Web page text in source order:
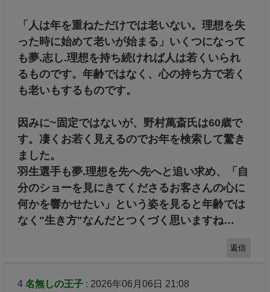
「人は年を重ねただけでは老いない。理想を失
った時に始めて老いが始まる」いくつになって
も夢.志し.理想を持ち続ければ人は若くいられ
るものです。年齢ではなく、心の持ち方で若く
も老いもするものです。
因みに~固定ではないが、野村萬斎氏は60歳で
す。凄くお若く見えるのでお年を検索して驚き
ました。
羽生選手も夢.理想を先へ先へと追い求め、「自
分のショーを見にきてくださるお客さんの心に
何かを響かせたい」という姿を見ると年齢では
なく"生き方"なんだとつくづく思いますね…
返信
4 名無しの王子: 2026年06月06日 21:08